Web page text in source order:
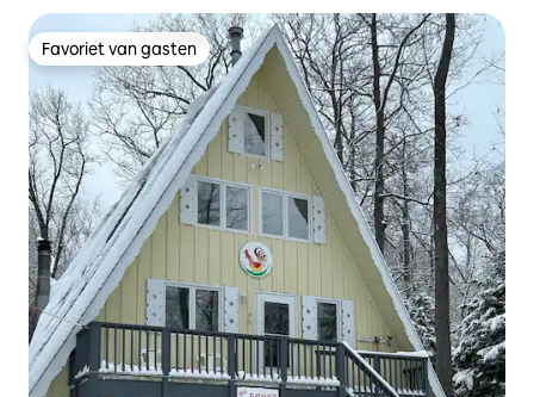
Favoriet van gasten
Favoriet van gasten